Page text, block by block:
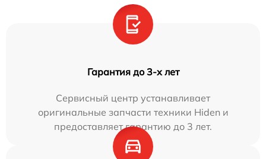
Гарантия до 3-х лет
Сервисный центр устанавливает
оригинальные запчасти техники Hiden и
предоставляет гарантию до 3 лет.